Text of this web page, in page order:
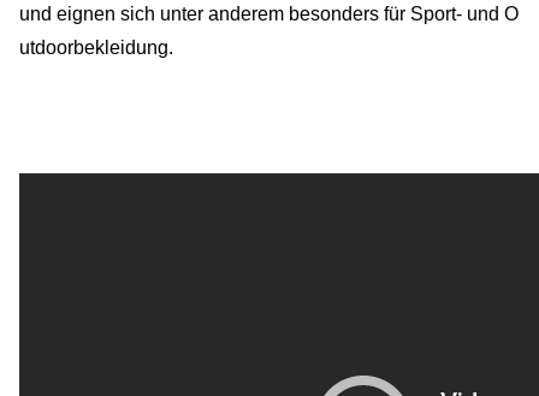
und eignen sich unter anderem besonders für Sport- und O
utdoorbekleidung.